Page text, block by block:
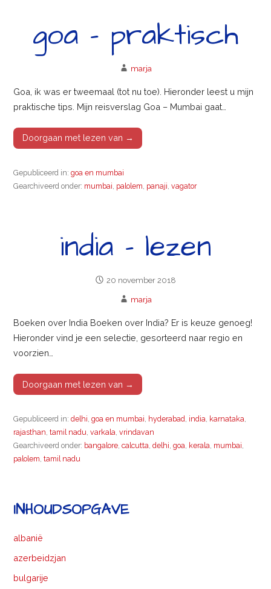
goa – praktisch
marja
Goa, ik was er tweemaal (tot nu toe). Hieronder leest u mijn
praktische tips. Mijn reisverslag Goa – Mumbai gaat…
Doorgaan met lezen van →
Gepubliceerd in:goa en mumbai
Gearchiveerd onder: mumbai palolem panaji ,vagator
india – lezen
20 november 2018
marja
Boeken over India Boeken over India? Er is keuze genoeg!
Hieronder vind je een selectie, gesorteerd naar regio en
voorzien…
Doorgaan met lezen van →
Gepubliceerd in:delhi,goa en mumbai, hyderabad, india, karnataka,
rajasthan,tamil nadu,varkala,vrindavan
Gearchiveerd onder: bangalore,calcutta,delhi,goa, kerala, mumbai,
palolem,tamil nadu
INHOUDSOPGAVE
albanië
azerbeidzjan
bulgarije